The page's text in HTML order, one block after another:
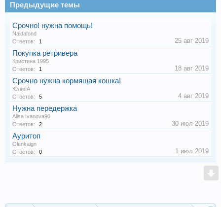
Предыдущие темы
Срочно! нужна помощь!
Naidafond
Ответов:
1 25 авг 2019
Покупка ретривера
Кристина 1995
Ответов:
1 18 авг 2019
Срочно нужна кормящая кошка!
ЮлияА
Ответов:
5 4 авг 2019
Нужна передержка
Alisa Ivanova90
Ответов:
2 30 июл 2019
Ауритоп
Olenkaign
Ответов:
0 1 июл 2019